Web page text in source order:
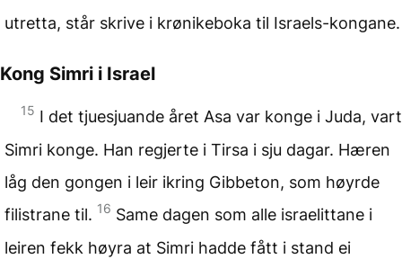
utretta, står skrive i krønikeboka til Israels-kongane.
Kong Simri i Israel
15 I det tjuesjuande året Asa var konge i Juda, vart
Simri konge. Han regjerte i Tirsa i sju dagar. Hæren
låg den gongen i leir ikring Gibbeton, som høyrde
filistrane til. 16 Same dagen som alle israelittane i
leiren fekk høyra at Simri hadde fått i stand ei